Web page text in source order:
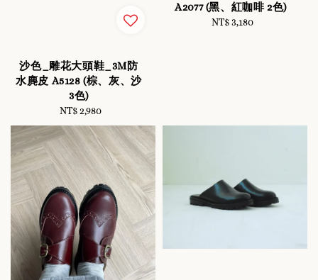
沙色_雕花大頭鞋_3M防
水麂皮 A5128 (棕、灰、沙
3色)
Regular
price
NT$ 2,980
A2077 (黑、紅咖啡 2色)
Regular
NT$ 3,180